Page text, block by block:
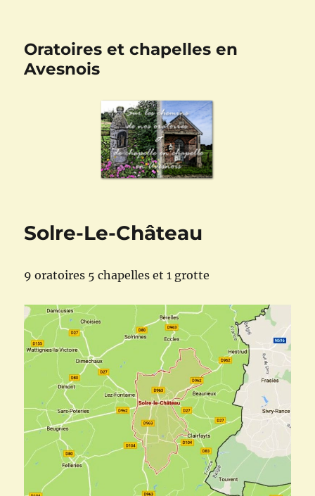
Oratoires et chapelles en
Avesnois
Solre-Le-Château
9 oratoires 5 chapelles et 1 grotte